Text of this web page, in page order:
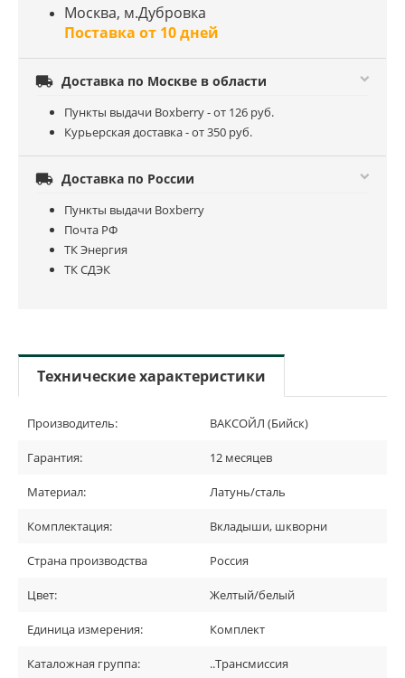
Москва, м.Дубровка
Поставка от 10 дней
 Доставка по Москве в области
Пункты выдачи Boxberry - от 126 руб.
Курьерская доставка - от 350 руб.
 Доставка по России
Пункты выдачи Boxberry
Почта РФ
ТК Энергия
ТК СДЭК
Технические характеристики
Производитель: ВАКСОЙЛ (Бийск)
Гарантия: 12 месяцев
Материал: Латунь/сталь
Комплектация: Вкладыши, шкворни
Страна производства Россия
Цвет: Желтый/белый
Единица измерения: Комплект
Каталожная группа: ..Трансмиссия